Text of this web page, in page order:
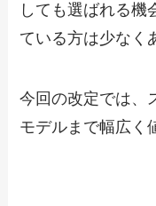
しても選ばれる機
ている方は少なく
今回の改定では、
モデルまで幅広く